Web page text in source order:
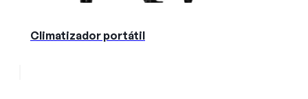
Climatizador portátil